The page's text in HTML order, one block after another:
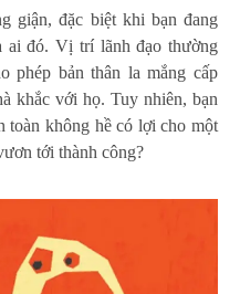
giận, đặc biệt khi bạn đang
ai đó. Vị trí lãnh đạo thường
phép bản thân la mắng cấp
khắc với họ. Tuy nhiên, bạn
toàn không hề có lợi cho một
tới thành công?